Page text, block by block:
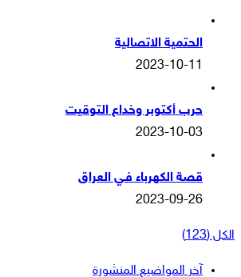
الحتمية الاتصالية
2023-10-11
حرب أكتوبر وخداع التوقيت
2023-10-03
قصة الكهرباء فـي العراق
2023-09-26
الكل (123)
آخر المواضيع المنشورة